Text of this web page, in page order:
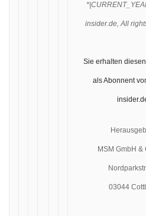
insider.de, All
Sie erhalten
als Abonnent
MSM GmbH &
03044